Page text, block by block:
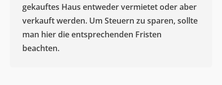
gekauftes Haus entweder vermietet oder aber
verkauft werden. Um Steuern zu sparen, sollte
man hier die entsprechenden Fristen
beachten.